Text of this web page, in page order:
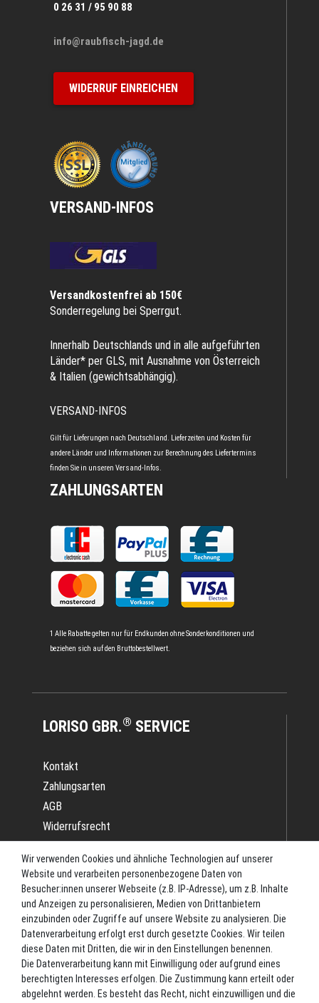
0 26 31 / 95 90 88
info@raubfisch-jagd.de
WIDERRUF EINREICHEN
VERSAND-INFOS
Versandkostenfrei ab 150€
Sonderregelung bei Sperrgut.
Innerhalb Deutschlands und in alle aufgeführten
Länder* per GLS, mit Ausnahme von Österreich
& Italien (gewichtsabhängig).
VERSAND-INFOS
Gilt für Lieferungen nach Deutschland. Lieferzeiten und Kosten für
andere Länder und Informationen zur Berechnung des Liefertermins
finden Sie in unseren Versand-Infos.
ZAHLUNGSARTEN
1 Alle Rabatte gelten nur für Endkunden ohne Sonderkonditionen und
beziehen sich auf den Bruttobestellwert.
LORISO GBR.® SERVICE
Kontakt
Zahlungsarten
AGB
Widerrufsrecht
Impressum
Datenschutz
Batterieverordnung
Versand
Blog
TOP-KATEGORIEN
Angel-Rollen
Wir verwenden Cookies und ähnliche Technologien auf unserer
Website und verarbeiten personenbezogene Daten von
Besucher:innen unserer Webseite (z.B. IP-Adresse), um z.B. Inhalte
und Anzeigen zu personalisieren, Medien von Drittanbietern
einzubinden oder Zugriffe auf unsere Website zu analysieren. Die
Datenverarbeitung erfolgt erst durch gesetzte Cookies. Wir teilen
diese Daten mit Dritten, die wir in den Einstellungen benennen.
Die Datenverarbeitung kann mit Einwilligung oder aufgrund eines
berechtigten Interesses erfolgen. Die Zustimmung kann erteilt oder
abgelehnt werden. Es besteht das Recht, nicht einzuwilligen und die